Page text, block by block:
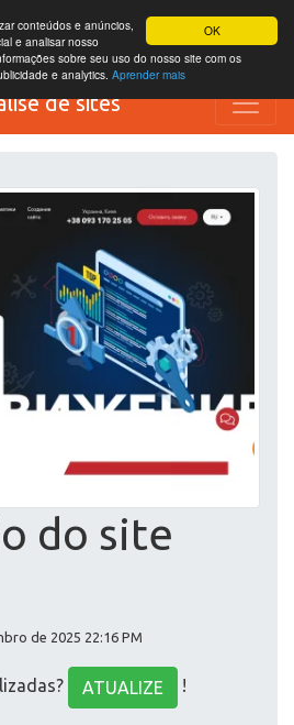
OK
conteúdos e anúncios,
e analisar nosso
sobre seu uso do nosso site com os
e analytics. Aprender mais
de sites
do site
de 2025 22:16 PM
ATUALIZE !